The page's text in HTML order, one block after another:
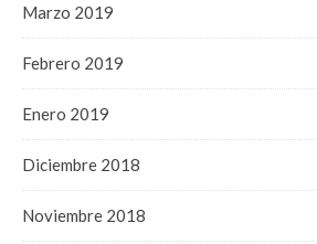
Marzo 2019
Febrero 2019
Enero 2019
Diciembre 2018
Noviembre 2018